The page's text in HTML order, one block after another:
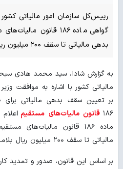
رییس‌کل سازمان امور مالیاتی
گواهی ماده ۱۸۶ قانون
بدهی مالیاتی تا سقف ۲۰۰ میلیون ریال امکان‌پذیر شد.
به گزارش شادا، سید محمد هادی
مالیاتی کشور با اشاره به موافقت
بر تعیین سقف بدهی مالیاتی
۱۸۶ قانون مالیات‌های مستقیم
ماده ۱۸۶ قانون مالیات‌های
مالیاتی تا سقف ۲۰۰ میلیون ریال بلامانع است.
بر اساس این قانون، صدور و تمدید